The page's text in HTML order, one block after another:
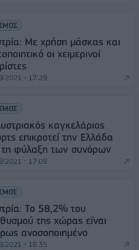
Με χρήση μάσκας και
οι χειμερινοί
2021 - 17:29
καγκελάριος
επικροτεί την Ελλάδα
τη φύλαξη των συνόρων
2021 - 17:09
Το 58,2% του
της χώρας είναι
ανοσοποιημένο
2021 - 16:35